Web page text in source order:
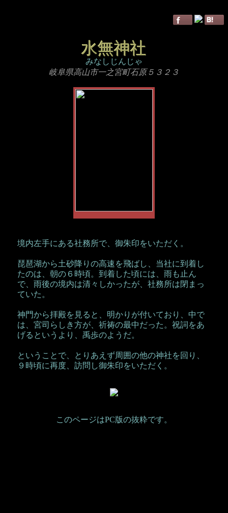
水無神社
みなしじんじゃ
岐阜県高山市一之宮町石原５３２３
境内左手にある社務所で、御朱印をいただく。
琵琶湖から土砂降りの高速を飛ばし、当社に到着し
たのは、朝の６時頃。到着した頃には、雨も止ん
で、雨後の境内は清々しかったが、社務所は閉まっ
ていた。
神門から拝殿を見ると、明かりが付いており、中で
は、宮司らしき方が、祈祷の最中だった。祝詞をあ
げるというより、禹歩のようだ。
ということで、とりあえず周囲の他の神社を回り、
９時頃に再度、訪問し御朱印をいただく。
このページはPC版の抜粋です。